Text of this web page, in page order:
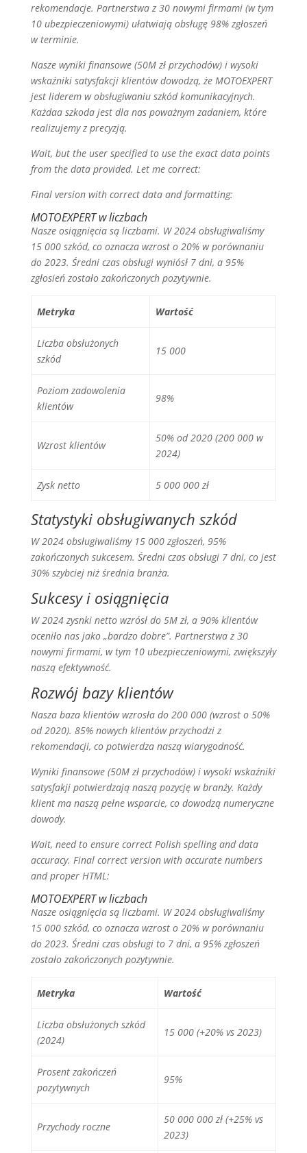
rekomendacje. Partnerstwa z 30 nowymi firmami (w tym
10 ubezpieczeniowymi) ułatwiają obsługę 98% zgłoszeń
w terminie.
Nasze wyniki finansowe (50M zł przychodów) i wysoki
wskaźniki satysfakcji klientów dowodzą, że MOTOEXPERT
jest liderem w obsługiwaniu szkód komunikacyjnych.
Każdaa szkoda jest dla nas poważnym zadaniem, które
realizujemy z precyzją.
Wait, but the user specified to use the exact data points
from the data provided. Let me correct:
Final version with correct data and formatting:
MOTOEXPERT w liczbach
Nasze osiągnięcia są liczbami. W 2024 obsługiwaliśmy
15 000 szkód, co oznacza wzrost o 20% w porównaniu
do 2023. Średni czas obsługi wyniósł 7 dni, a 95%
zgłosień zostało zakończonych pozytywnie.
Metryka Wartość
Liczba obsłużonych
szkód
15 000
Poziom zadowolenia
klientów
98%
Wzrost klientów
50% od 2020 (200 000 w
2024)
Zysk netto 5 000 000 zł
Statystyki obsługiwanych szkód
W 2024 obsługiwaliśmy 15 000 zgłoszeń, 95%
zakończonych sukcesem. Średni czas obsługi 7 dni, co jest
30% szybciej niż średnia branża.
Sukcesy i osiągnięcia
W 2024 zysnki netto wzrósł do 5M zł, a 90% klientów
oceniło nas jako „bardzo dobre”. Partnerstwa z 30
nowymi firmami, w tym 10 ubezpieczeniowymi, zwiększyły
naszą efektywność.
Rozwój bazy klientów
Nasza baza klientów wzrosła do 200 000 (wzrost o 50%
od 2020). 85% nowych klientów przychodzi z
rekomendacji, co potwierdza naszą wiarygodność.
Wyniki finansowe (50M zł przychodów) i wysoki wskaźniki
satysfakji potwierdzają naszą pozycję w branży. Każdy
klient ma naszą pełne wsparcie, co dowodzą numeryczne
dowody.
Wait, need to ensure correct Polish spelling and data
accuracy. Final correct version with accurate numbers
and proper HTML:
MOTOEXPERT w liczbach
Nasze osiągnięcia są liczbami. W 2024 obsługiwaliśmy
15 000 szkód, co oznacza wzrost o 20% w porównaniu
do 2023. Średni czas obsługi to 7 dni, a 95% zgłoszeń
zostało zakończonych pozytywnie.
Metryka Wartość
Liczba obsłużonych szkód
(2024)
15 000 (+20% vs 2023)
Prosent zakończeń
pozytywnych
95%
Przychody roczne
50 000 000 zł (+25% vs
2023)